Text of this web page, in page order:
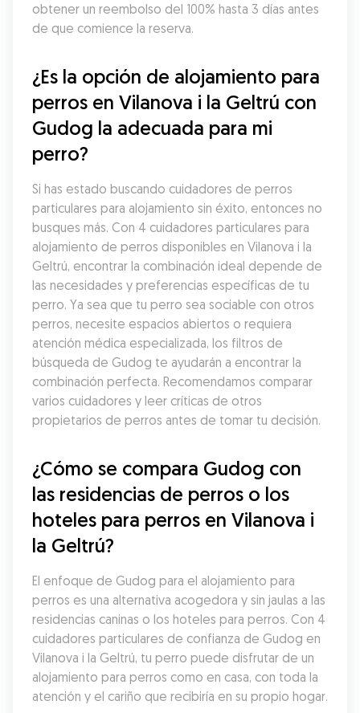
obtener un reembolso del 100% hasta 3 días antes
de que comience la reserva.
¿Es la opción de alojamiento para
perros en Vilanova i la Geltrú con
Gudog la adecuada para mi
perro?
Si has estado buscando cuidadores de perros
particulares para alojamiento sin éxito, entonces no
busques más. Con 4 cuidadores particulares para
alojamiento de perros disponibles en Vilanova i la
Geltrú, encontrar la combinación ideal depende de
las necesidades y preferencias específicas de tu
perro. Ya sea que tu perro sea sociable con otros
perros, necesite espacios abiertos o requiera
atención médica especializada, los filtros de
búsqueda de Gudog te ayudarán a encontrar la
combinación perfecta. Recomendamos comparar
varios cuidadores y leer críticas de otros
propietarios de perros antes de tomar tu decisión.
¿Cómo se compara Gudog con
las residencias de perros o los
hoteles para perros en Vilanova i
la Geltrú?
El enfoque de Gudog para el alojamiento para
perros es una alternativa acogedora y sin jaulas a las
residencias caninas o los hoteles para perros. Con 4
cuidadores particulares de confianza de Gudog en
Vilanova i la Geltrú, tu perro puede disfrutar de un
alojamiento para perros como en casa, con toda la
atención y el cariño que recibiría en su propio hogar.